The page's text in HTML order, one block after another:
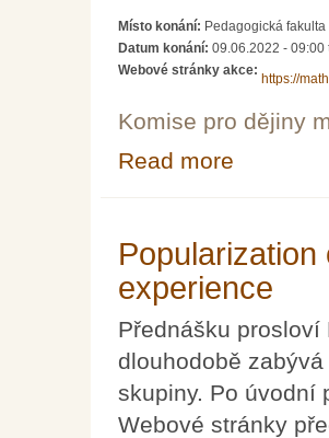
Místo konání: Pedagogická
Datum konání: 09.06.2022 - 09:00
Webové stránky akce:
https://
Komise pro dějiny
Read more
experience
Přednášku prosloví
dlouhodobě
skupiny. Po úvodní
Webové stránky